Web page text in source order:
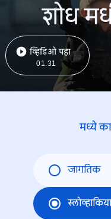
शोध
व्हिडिओ पहा
01:31
मध्ये
जागतिक
स्लोव्हाकिया